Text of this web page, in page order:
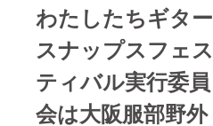
わたしたちギター
スナップスフェス
ティバル実行委員
会は大阪服部野外